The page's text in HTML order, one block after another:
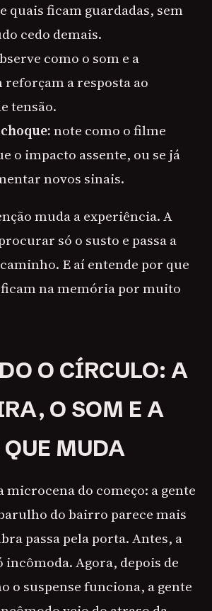
quais ficam guardadas, sem
cedo demais.
como o som e a
a resposta ao
tensão.
note como o filme
o impacto assente, ou se já
novos sinais.
muda a experiência. A
só o susto e passa a
E aí entende por que
na memória por muito
O CÍRCULO: A
O SOM E A
MUDA
microcena do começo: a gente
do bairro parece mais
passa pela porta. Antes, a
incômoda. Agora, depois de
o suspense funciona, a gente